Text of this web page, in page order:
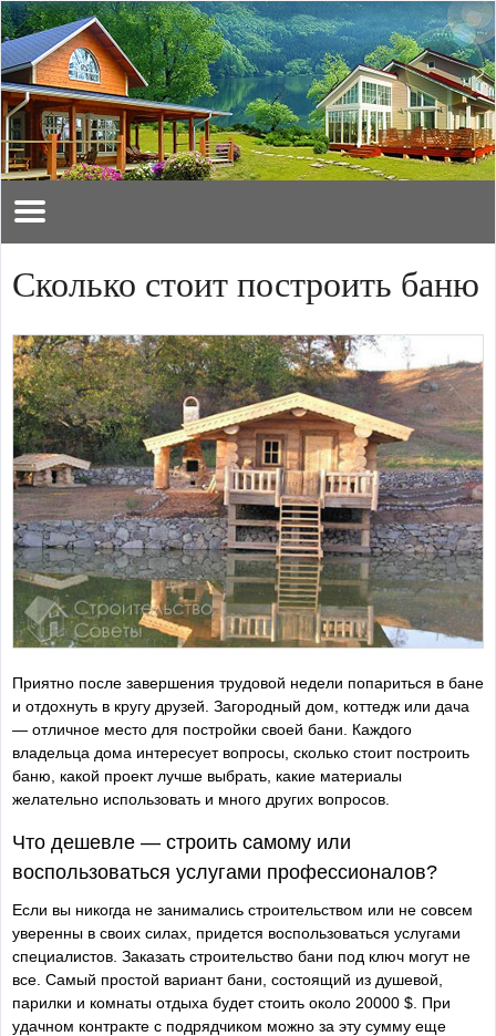
Сколько стоит построить баню
Приятно после завершения трудовой недели попариться в бане
и отдохнуть в кругу друзей. Загородный дом, коттедж или дача
— отличное место для постройки своей бани. Каждого
владельца дома интересует вопросы, сколько стоит построить
баню, какой проект лучше выбрать, какие материалы
желательно использовать и много других вопросов.
Что дешевле — строить самому или
воспользоваться услугами профессионалов?
Если вы никогда не занимались строительством или не совсем
уверенны в своих силах, придется воспользоваться услугами
специалистов. Заказать строительство бани под ключ могут не
все. Самый простой вариант бани, состоящий из душевой,
парилки и комнаты отдыха будет стоить около 20000 $. При
удачном контракте с подрядчиком можно за эту сумму еще